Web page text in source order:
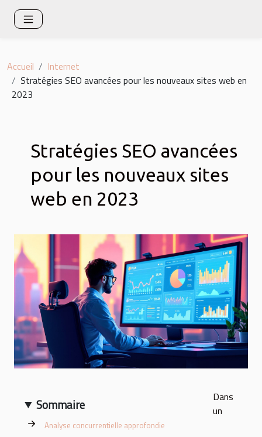
Accueil
Internet
Stratégies SEO avancées pour les nouveaux sites web en
2023
Stratégies SEO avancées
pour les nouveaux sites
web en 2023
Sommaire
Analyse concurrentielle approfondie
Dans
un